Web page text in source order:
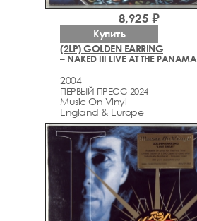
(2LP) GOLDEN EARRING
– NAKED III LIVE AT THE PANAMA
2004
ПЕРВЫЙ ПРЕСС 2024
Music On Vinyl
England & Europe
8,925 ₽
Купить